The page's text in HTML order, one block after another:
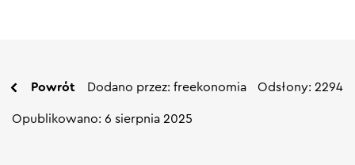
Powrót Dodano przez: freekonomia Odsłony: 2294
Opublikowano: 6 sierpnia 2025